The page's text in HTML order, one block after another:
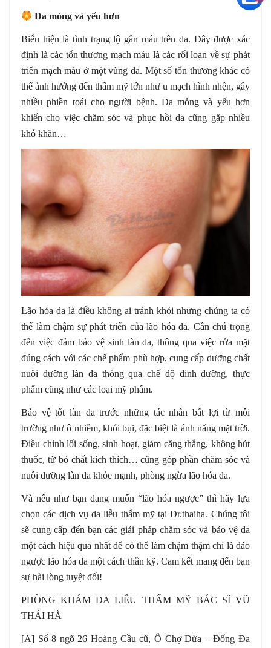
Da mỏng và yếu hơn
Biểu hiện là tình trạng lộ gân máu trên da. Đây được xác
định là các tổn thương mạch máu là các rối loạn về sự phát
triển mạch máu ở một vùng da. Một số tổn thương khác có
thể ảnh hưởng đến thẩm mỹ lớn như u mạch hình nhện, gây
nhiều phiền toái cho người bệnh. Da mỏng và yếu hơn
khiến cho việc chăm sóc và phục hồi da cũng gặp nhiều
khó khăn…
Lão hóa da là điều không ai tránh khỏi nhưng chúng ta có
thể làm chậm sự phát triển của lão hóa da. Cần chú trọng
đến việc đảm bảo vệ sinh làn da, thông qua việc rửa mặt
đúng cách với các chế phẩm phù hợp, cung cấp dưỡng chất
nuôi dưỡng làn da thông qua chế độ dinh dưỡng, thực
phẩm cũng như các loại mỹ phẩm.
Bảo vệ tốt làn da trước những tác nhân bất lợi từ môi
trường như ô nhiễm, khói bụi, đặc biệt là ánh nắng mặt trời.
Điều chỉnh lối sống, sinh hoạt, giảm căng thẳng, không hút
thuốc, từ bỏ chất kích thích… cũng góp phần chăm sóc và
nuôi dưỡng làn da khỏe mạnh, phòng ngừa lão hóa da.
Và nếu như bạn đang muốn “lão hóa ngược” thì hãy lựa
chọn các dịch vụ da liễu thẩm mỹ tại Dr.thaiha. Chúng tôi
sẽ cung cấp đến bạn các giải pháp chăm sóc và bảo vệ da
một cách hiệu quả nhất để có thể làm chậm thậm chí là đảo
ngược lão hóa da một cách thần kỹ. Cam kết mang đến bạn
sự hài lòng tuyệt đối!
PHÒNG KHÁM DA LIỄU THẨM MỸ BÁC SĨ VŨ
THÁI HÀ
[A] Số 8 ngõ 26 Hoàng Cầu cũ, Ô Chợ Dừa – Đống Đa